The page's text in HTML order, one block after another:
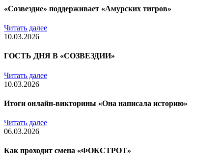
«Созвездие» поддерживает «Амурских тигров»
Читать далее
10.03.2026
ГОСТЬ ДНЯ В «СОЗВЕЗДИИ»
Читать далее
10.03.2026
Итоги онлайн-викторины «Она написала историю»
Читать далее
06.03.2026
Как проходит смена «ФОКСТРОТ»